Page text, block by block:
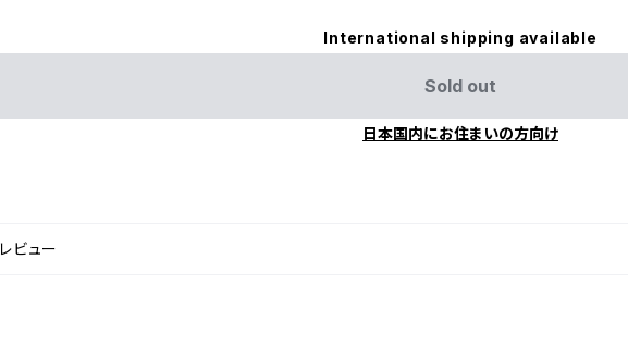
International shipping available
Sold out
日本国内にお住まいの方向け
レビュー